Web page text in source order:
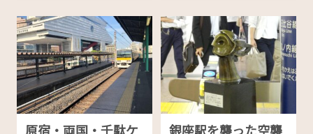
原宿・両国・千駄ケ
銀座駅を襲った空襲